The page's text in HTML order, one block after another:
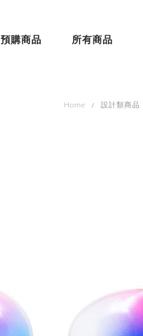
預購商品 所有商品
Home 設計類商品